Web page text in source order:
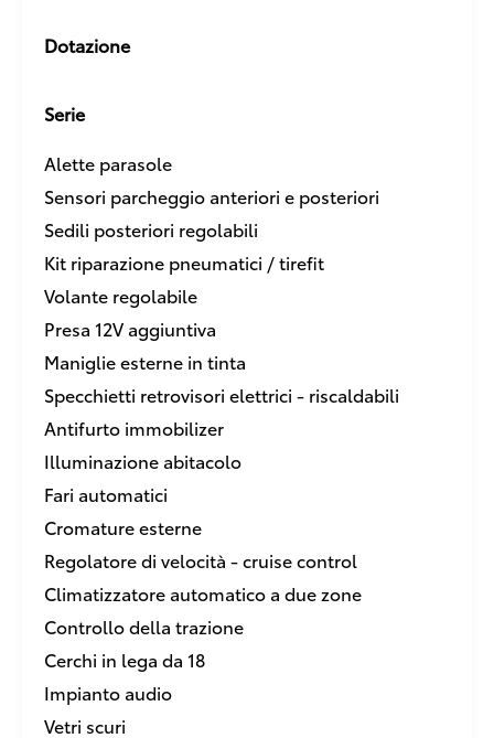
Dotazione
Serie
Alette parasole
Sensori parcheggio anteriori e posteriori
Sedili posteriori regolabili
Kit riparazione pneumatici / tirefit
Volante regolabile
Presa 12V aggiuntiva
Maniglie esterne in tinta
Specchietti retrovisori elettrici - riscaldabili
Antifurto immobilizer
Illuminazione abitacolo
Fari automatici
Cromature esterne
Regolatore di velocità - cruise control
Climatizzatore automatico a due zone
Controllo della trazione
Cerchi in lega da 18
Impianto audio
Vetri scuri